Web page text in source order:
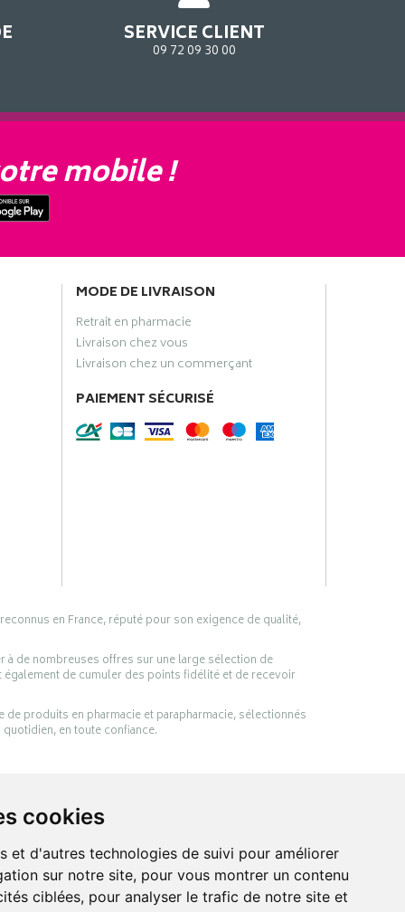
cookies
et d'autres technologies de suivi pour améliorer
sur notre site, pour vous montrer un contenu
ciblées, pour analyser le trafic de notre site et
SERVICE CLIENT
09 72 09 30 00
mobile !
MODE DE LIVRAISON
Retrait en pharmacie
Livraison chez vous
Livraison chez un commerçant
PAIEMENT SÉCURISÉ
en France, réputé pour son exigence de qualité,
à de nombreuses offres sur une large sélection de
de cumuler des points fidélité et de recevoir
produits en pharmacie et parapharmacie, sélectionnés
en toute confiance.